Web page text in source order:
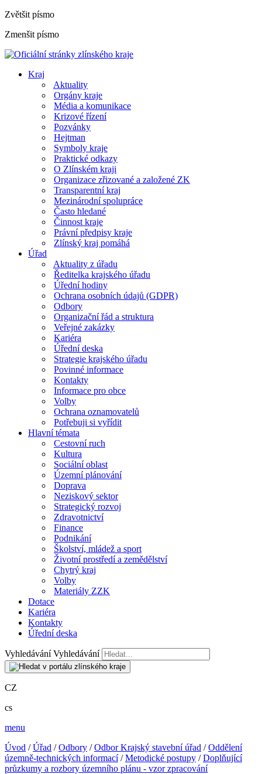
Zvětšit písmo
Zmenšit písmo
Kraj
Aktuality
Orgány kraje
Média a komunikace
Krizové řízení
Pozvánky
Hejtman
Symboly kraje
Praktické odkazy
O Zlínském kraji
Organizace zřizované a založené ZK
Transparentní kraj
Mezinárodní spolupráce
Často hledané
Činnost kraje
Právní předpisy kraje
Zlínský kraj pomáhá
Úřad
Aktuality z úřadu
Ředitelka krajského úřadu
Úřední hodiny
Ochrana osobních údajů (GDPR)
Odbory
Organizační řád a struktura
Veřejné zakázky
Kariéra
Úřední deska
Strategie krajského úřadu
Povinné informace
Kontakty
Informace pro obce
Volby
Ochrana oznamovatelů
Potřebuji si vyřídit
Hlavní témata
Cestovní ruch
Kultura
Sociální oblast
Územní plánování
Doprava
Neziskový sektor
Strategický rozvoj
Zdravotnictví
Finance
Podnikání
Školství, mládež a sport
Životní prostředí a zemědělství
Chytrý kraj
Volby
Materiály ZZK
Dotace
Kariéra
Kontakty
Úřední deska
Vyhledávání Vyhledávání
CZ
cs
menu
Úvod /Úřad /Odbory /Odbor Krajský stavební úřad /Oddělení
územně-technických informací/Metodické postupy /Doplňující
průzkumy a rozbory územního plánu - vzor zpracování